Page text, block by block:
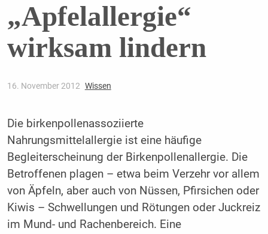
„Apfelallergie“
wirksam lindern
16. November 2012 Wissen
Die birkenpollenassoziierte
Nahrungsmittelallergie ist eine häufige
Begleiterscheinung der Birkenpollenallergie. Die
Betroffenen plagen – etwa beim Verzehr vor allem
von Äpfeln, aber auch von Nüssen, Pfirsichen oder
Kiwis – Schwellungen und Rötungen oder Juckreiz
im Mund- und Rachenbereich. Eine